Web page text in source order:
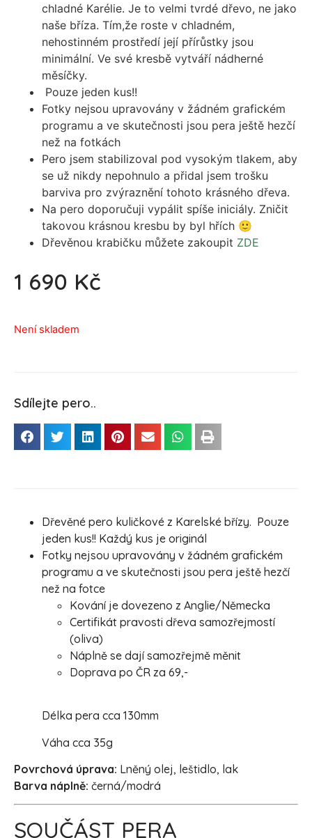
chladné Karélie. Je to velmi tvrdé dřevo, ne jako
naše bříza. Tím,že roste v chladném,
nehostinném prostředí její přírůstky jsou
minimální. Ve své kresbě vytváří nádherné
měsíčky.
Pouze jeden kus!!
Fotky nejsou upravovány v žádném grafickém
programu a ve skutečnosti jsou pera ještě hezčí
než na fotkách
Pero jsem stabilizoval pod vysokým tlakem, aby
se už nikdy nepohnulo a přidal jsem trošku
barviva pro zvýraznění tohoto krásného dřeva.
Na pero doporučuji vypálit spíše iniciály. Zničit
takovou krásnou kresbu by byl hřích 🙂
Dřevěnou krabičku můžete zakoupit ZDE
1 690 Kč
Není skladem
Sdílejte pero..
Dřevěné pero kuličkové z Karelské břízy. Pouze
jeden kus!! Každý kus je originál
Fotky nejsou upravovány v žádném grafickém
programu a ve skutečnosti jsou pera ještě hezčí
než na fotce
Kování je dovezeno z Anglie/Německa
Certifikát pravosti dřeva samozřejmostí
(oliva)
Náplně se dají samozřejmě měnit
Doprava po ČR za 69,-
Délka pera cca 130mm
Váha cca 35g
Povrchová úprava: Lněný olej, leštidlo, lak
Barva náplně: černá/modrá
SOUČÁST PERA